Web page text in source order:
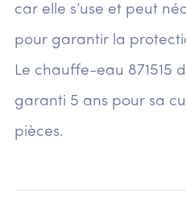
car elle s’use et peut
pour garantir la
Le chauffe-eau 871515
garanti 5 ans pour sa
pièces.